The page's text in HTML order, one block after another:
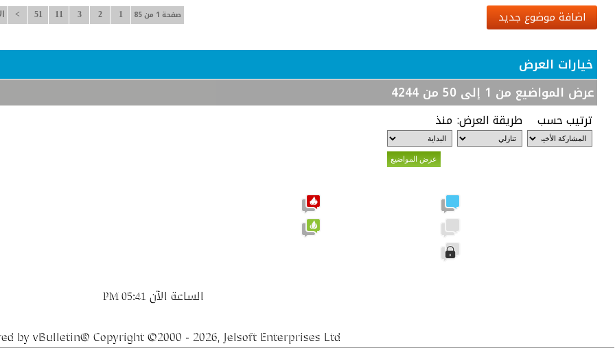
اضافة موضوع جديد صفحة 1 من 85 1
2
3
11
51
>
خيارات العرض
عرض المواضيع من 1 إلى 50 من 4244
ترتيب حسب طريقة العرض: منذ
الساعة الآن 05:41 PM
by vBulletin® Copyright ©2000 - 2026, Jelsoft Enterprises Ltd.